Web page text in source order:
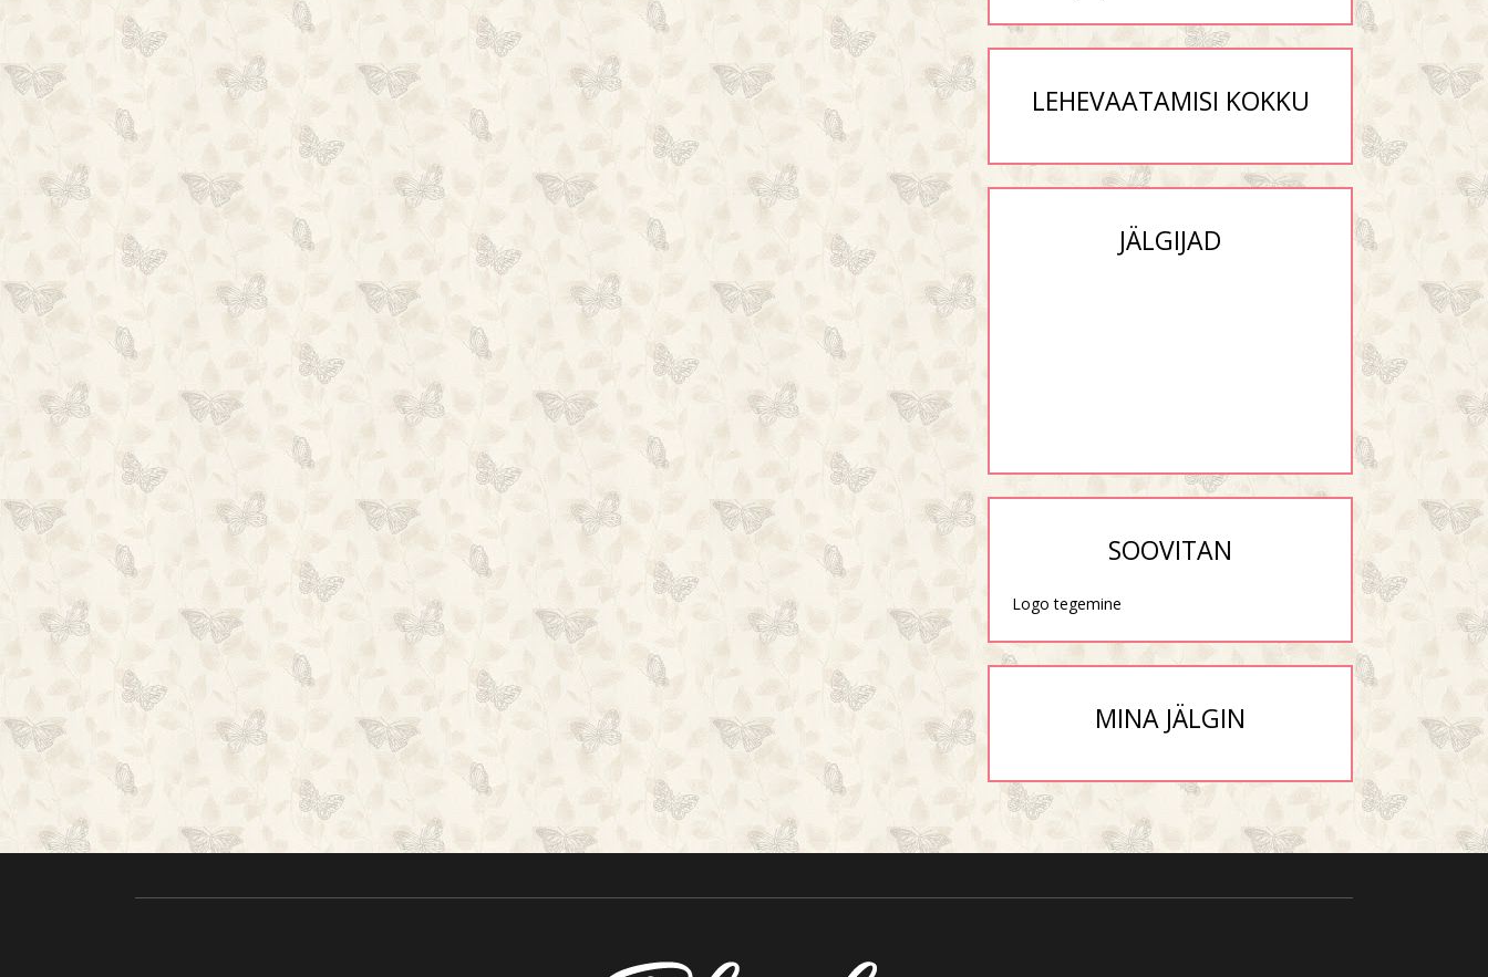
LEHEVAATAMISI KOKKU
JÄLGIJAD
SOOVITAN
Logo tegemine
MINA JÄLGIN